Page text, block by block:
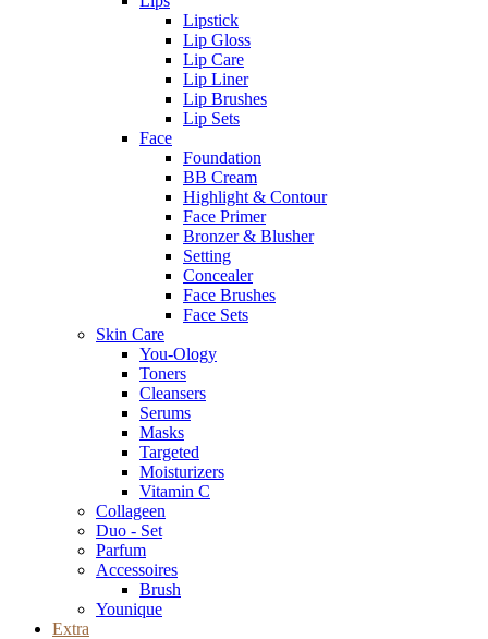
Lipstick
Lip Gloss
Lip Care
Lip Liner
Lip Brushes
Lip Sets
Face
Foundation
BB Cream
Highlight & Contour
Face Primer
Bronzer & Blusher
Setting
Concealer
Face Brushes
Face Sets
Skin Care
You-Ology
Toners
Cleansers
Serums
Masks
Targeted
Moisturizers
Vitamin C
Collageen
Duo - Set
Parfum
Accessoires
Brush
Younique
Extra